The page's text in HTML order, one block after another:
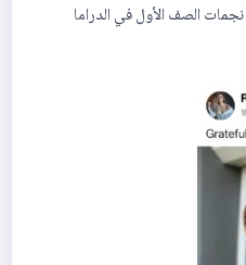
الصف الأول في الدراما